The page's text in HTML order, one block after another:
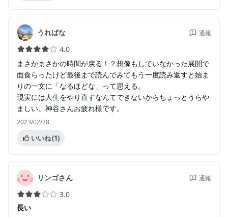
うればな 通報
4.0
まさかまさかの時間が戻る！？想像もしていなかった展開で
面食らったけど最後まで読んでみてもう一度読み返すと始ま
りの一文に「なるほどな」って思える。
現実には人生をやり直すなんてできないからちょっとうらや
ましい。神谷さんお疲れ様です。
2023/02/28
いいね(1)
リンゴさん 通報
3.0
長い